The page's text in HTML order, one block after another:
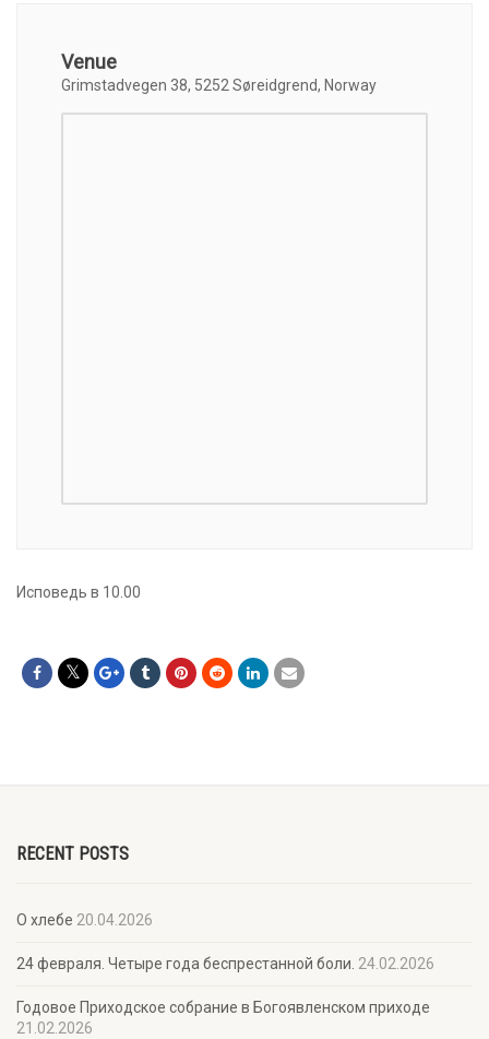
Venue
Grimstadvegen 38, 5252 Søreidgrend, Norway
Исповедь в 10.00
RECENT POSTS
О хлебе 20.04.2026
24 февраля. Четыре года беспрестанной боли. 24.02.2026
Годовое Приходское собрание в Богоявленском приходе
21.02.2026